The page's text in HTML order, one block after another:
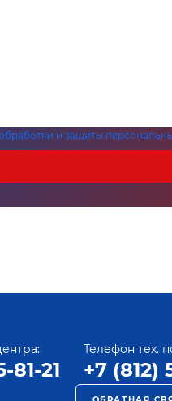
и защиты
81-21
Телефон тех.
+7 (812)